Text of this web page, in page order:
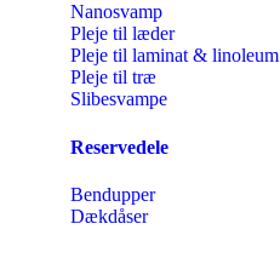
Nanosvamp
Pleje til læder
Pleje til laminat & linoleum
Pleje til træ
Slibesvampe
Reservedele
Bendupper
Dækdåser